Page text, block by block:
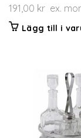
191,00 kr ex.
Lägg till i